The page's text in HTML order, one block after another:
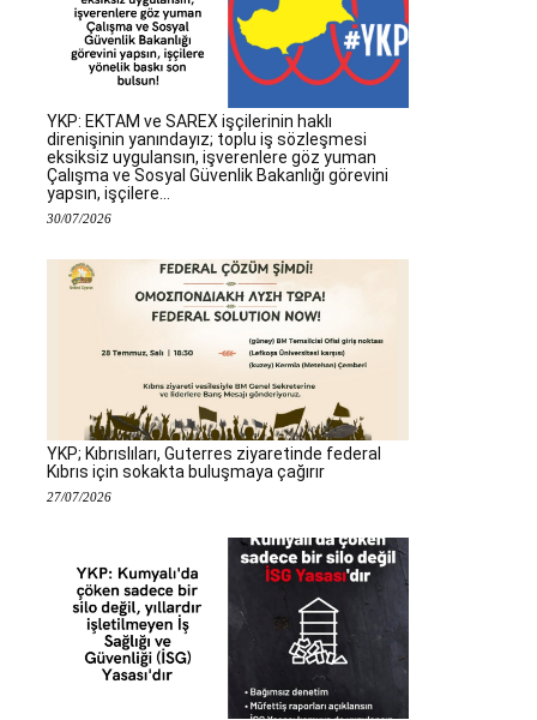
YKP: EKTAM ve SAREX işçilerinin haklı
direnişinin yanındayız; toplu iş sözleşmesi
eksiksiz uygulansın, işverenlere göz yuman
Çalışma ve Sosyal Güvenlik Bakanlığı görevini
yapsın, işçilere...
30/07/2026
YKP; Kıbrıslıları, Guterres ziyaretinde federal
Kıbrıs için sokakta buluşmaya çağırır
27/07/2026